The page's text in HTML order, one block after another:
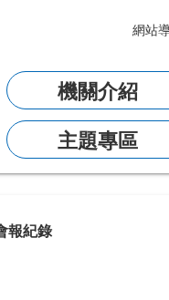
網站
機關介紹
主題專區
報紀錄